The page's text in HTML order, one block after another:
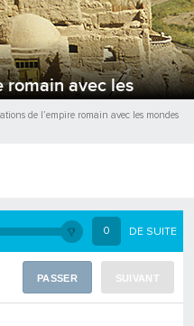
romain avec les
de l’empire romain avec les mondes
0 DE SUITE
PASSER SUIVANT